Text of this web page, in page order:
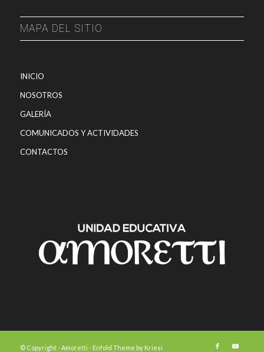
MAPA DEL SITIO
INICIO
NOSOTROS
GALERÍA
COMUNICADOS Y ACTIVIDADES
CONTACTOS
© Copyright -Amoretti - Enfold Theme by Kriesi